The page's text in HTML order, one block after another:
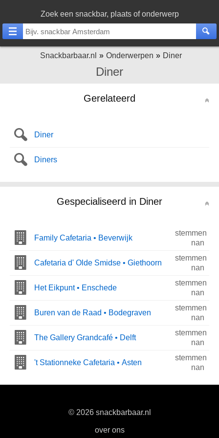
Zoek een snackbar, plaats of onderwerp
Snackbarbaar.nl Onderwerpen Diner
Diner
Gerelateerd
Diner
Diners
Gespecialiseerd in Diner
Family Cafetaria • Beverwijk
stemmen
nan
Cafetaria d' Olde Smidse • Giethoorn
stemmen
nan
Het Eikpunt • Enschede
stemmen
nan
Buren van de Raad • Bodegraven
stemmen
nan
The Gallery Grandcafé • Delft
stemmen
nan
't Stationneke Cafetaria • Asten
stemmen
nan
© 2026 snackbarbaar.nl
over ons